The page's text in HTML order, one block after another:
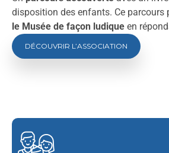
disposition des enfants. Ce parcours
le Musée de façon ludique en
DÉCOUVRIR L’ASSOCIATION